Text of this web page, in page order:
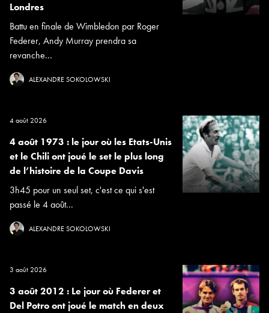
Londres
Battu en finale de Wimbledon par Roger
Federer, Andy Murray prendra sa
revanche...
ALEXANDRE SOKOLOWSKI
4 août 2026
4 août 1973 : le jour où les Etats-Unis
et le Chili ont joué le set le plus long
de l’histoire de la Coupe Davis
3h45 pour un seul set, c'est ce qui s'est
passé le 4 août...
ALEXANDRE SOKOLOWSKI
3 août 2026
3 août 2012 : Le jour où Federer et
Del Potro ont joué le match en deux